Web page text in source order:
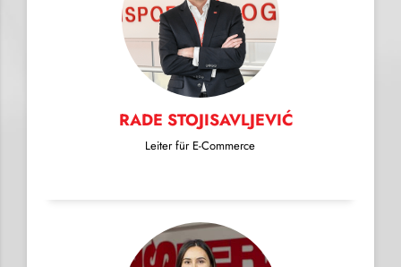
RADE STOJISAVLJEVIĆ
Leiter für E-Commerce